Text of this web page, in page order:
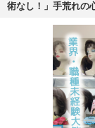
術なし！」手荒れの